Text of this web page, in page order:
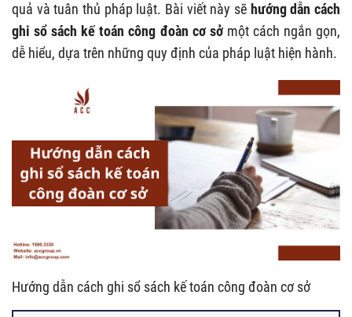
quả và tuân thủ pháp luật. Bài viết này sẽ hướng dẫn cách
ghi sổ sách kế toán công đoàn cơ sở một cách ngắn gọn,
dễ hiểu, dựa trên những quy định của pháp luật hiện hành.
Hướng dẫn cách ghi sổ sách kế toán công đoàn cơ sở